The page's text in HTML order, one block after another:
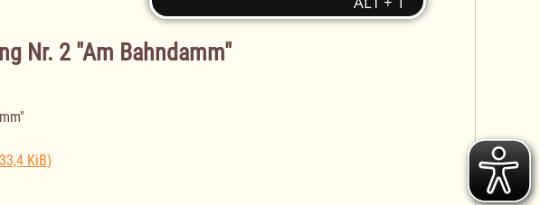
Nr. 2 "Am Bahndamm"
KiB)